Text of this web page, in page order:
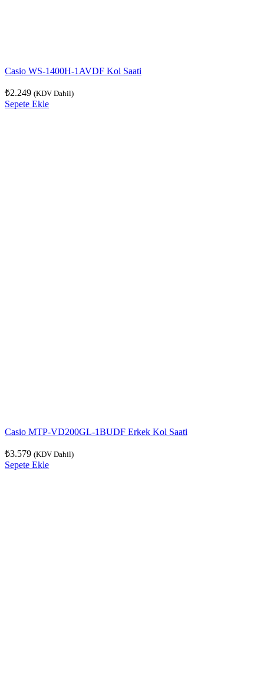
Casio WS-1400H-1AVDF Kol Saati
₺2.249 (KDV Dahil)
Sepete Ekle
Casio MTP-VD200GL-1BUDF Erkek Kol Saati
₺3.579 (KDV Dahil)
Sepete Ekle